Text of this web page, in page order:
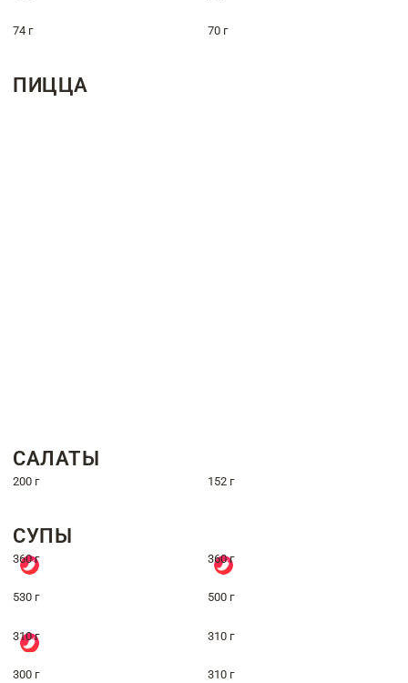
74 г 70 г
ПИЦЦА
САЛАТЫ
200 г 152 г
СУПЫ
360 г 360 г
530 г 500 г
310 г 310 г
300 г 310 г